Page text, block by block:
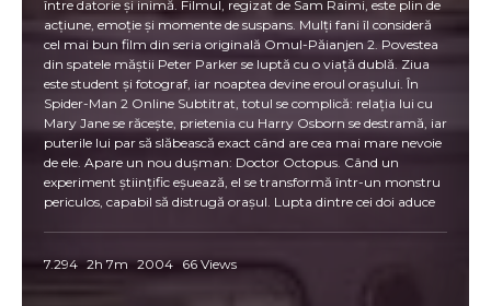
între datorie și inimă. Filmul, regizat de Sam Raimi, este plin de
acțiune, emoție și momente de suspans. Mulți fani îl consideră
cel mai bun film din seria originală Omul-Păianjen 2. Povestea
din spatele măștii Peter Parker se luptă cu o viață dublă. Ziua
este student și fotograf, iar noaptea devine eroul orașului. În
Spider-Man 2 Online Subtitrat, totul se complică: relația lui cu
Mary Jane se răcește, prietenia cu Harry Osborn se destramă, iar
puterile lui par să slăbească exact când are cea mai mare nevoie
de ele. Apare un nou dușman: Doctor Octopus. Când un
experiment științific eșuează, el se transformă într-un monstru
periculos, capabil să distrugă orașul. Lupta dintre cei doi aduce
⚡ Efecte speciale uimitoare care dau viață zborului prin New
7.294 2h 7m 2004 66 Views